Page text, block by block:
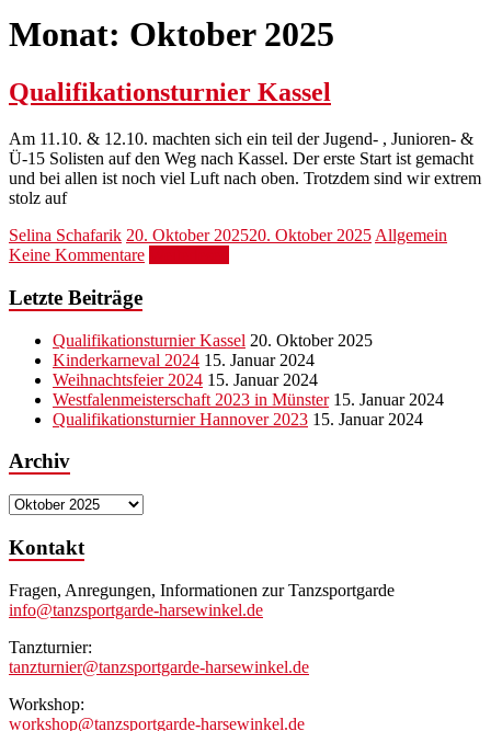
Monat: Oktober 2025
Qualifikationsturnier Kassel
Am 11.10. & 12.10. machten sich ein teil der Jugend- , Junioren- &
Ü-15 Solisten auf den Weg nach Kassel. Der erste Start ist gemacht
und bei allen ist noch viel Luft nach oben. Trotzdem sind wir extrem
stolz auf
Selina Schafarik 20. Oktober 202520. Oktober 2025 Allgemein
Keine Kommentare
Letzte Beiträge
Qualifikationsturnier Kassel 20. Oktober 2025
Kinderkarneval 2024 15. Januar 2024
Weihnachtsfeier 2024 15. Januar 2024
Westfalenmeisterschaft 2023 in Münster 15. Januar 2024
Qualifikationsturnier Hannover 2023 15. Januar 2024
Archiv
Archiv
Kontakt
Fragen, Anregungen, Informationen zur Tanzsportgarde
info@tanzsportgarde-harsewinkel.de
Tanzturnier:
tanzturnier@tanzsportgarde-harsewinkel.de
Workshop:
workshop@tanzsportgarde-harsewinkel.de